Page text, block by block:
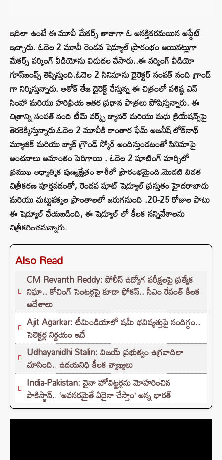
ఇదిలా ఉంటే ఈ మూవీ మేకర్స్ తాజాగా ఓ ఆసక్తికరమయిన అప్డేట్
ఇచ్చారు. ఓదెల 2 మూవీ రెండవ షెడ్యూల్ ప్రారంభం అయినట్లుగా
మేకర్స్ వర్కింగ్ వీడియోను విడుదల చేసారు..ఈ వర్కింగ్ వీడియో
గూస్‌బంప్స్‌ తెప్పిస్తుంది.ఓదెల 2 సినిమాను డైరెక్టర్ సంపత్ నంది గ్రాండ్
గా నిర్మిస్తున్నారు. అశోక్‌ తేజ డైరెక్ట్ చేస్తున్న ఈ చిత్రంలో వశిష్ఠ ఎన్‌
సింహా మరియు హరిప్రియ ఇతర ప్రధాన పాత్రలు పోషిస్తున్నారు. ఈ
చిత్రాన్ని సంపత్‌ నంది టీమ్‌ వర్క్స్‌ బ్యానర్‌ మరియు మధు క్రియేషన్స్‌పై
తెరకెక్కిస్తున్నారు.ఓదెల 2 మూవీకి కాంతార ఫేమ్ అజనీష్‌ లోక్‌నాథ్‌
మ్యూజిక్ మరియు బ్యాక్ గ్రౌండ్ స్కోర్ అందిస్తుండటంతో సినిమాపై
అంచనాలు అమాంతం పెరిగాయి . ఓదెల 2 షూటింగ్‌ మార్చిలో
ప్రముఖ ఆధ్యాత్మిక పుణ్యక్షేత్రం కాశీలో ప్రారంభమైంది.మొదటి విడత
చిత్రీకరణ పూర్తవడంతో, రెండవ షూట్ షెడ్యూల్ ప్రస్తుతం హైదరాబాదు
మరియు చుట్టుపక్కల ప్రాంతాలలో జరుగనుంది .20-25 రోజుల పాటు
ఈ షెడ్యూల్ చేయబడింది, ఈ షెడ్యూల్ లో కీలక సన్నివేశాలను
చిత్రీకరించనున్నారు.
Also Read
CM Revanth Reddy: పోలీస్ ఉద్యోగ పరీక్షలపై ప్రత్యేక
నిఘా.. కోచింగ్ సెంటర్లపై కూడా ఫోకస్.. సీఎం రేవంత్ కీలక
ఆదేశాలు
Ajit Agarkar: టీమిండియాలో షమీ భవిష్యత్తుపై సందిగ్ధం..
సెలెక్టర్ల నిర్ణయం ఇదే
Udhayanidhi Stalin: విజయ్ ప్రభుత్వం ఉగ్రవాదిలా
చూసింది.. ఉదయనిధి కీలక వ్యాఖ్యలు
India-Pakistan: చైనా హోవిట్జర్లను మోహరించిన
పాకిస్థాన్.. ‘అవసరమైతే ఏదైనా చేస్తాం’ అన్న భారత్